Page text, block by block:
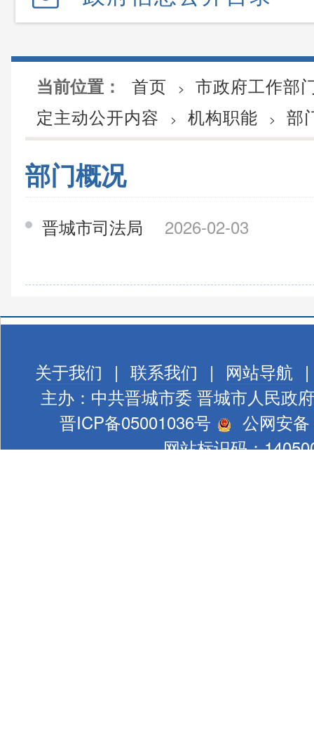
当前位置： 首页 >
市政府工作部
定主动公开内容
> 机构职能 > 部
部门概况
晋城市司法局 2026-02-03
关于我们 | 联系我们 | 网站导航 |
主办：中共晋城市委 晋城市人民政府
晋ICP备05001036号
公网安
网站标识码：